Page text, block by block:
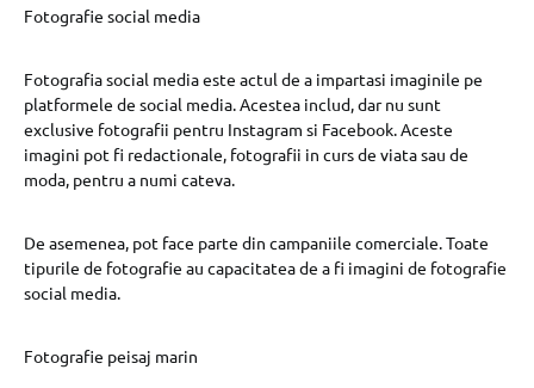
Fotografie social media
Fotografia social media este actul de a impartasi imaginile pe
platformele de social media. Acestea includ, dar nu sunt
exclusive fotografii pentru Instagram si Facebook. Aceste
imagini pot fi redactionale, fotografii in curs de viata sau de
moda, pentru a numi cateva.
De asemenea, pot face parte din campaniile comerciale. Toate
tipurile de fotografie au capacitatea de a fi imagini de fotografie
social media.
Fotografie peisaj marin